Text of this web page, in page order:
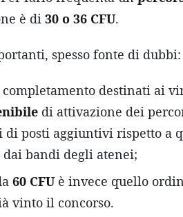
è di 30 o 36 CFU.
spesso fonte di dubbi:
destinati ai
di attivazione dei
posti aggiuntivi rispetto a
bandi degli atenei;
60 CFUè invece quello
vinto il concorso.